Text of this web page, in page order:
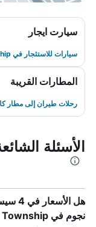
سيارت ايجار
سيارات للاستئجار في Hengchun Township
المطارات القريبة
رحلات طيران إلى مطار
الأسئلة الشائعة عند
نجوم في Hengchun Township؟